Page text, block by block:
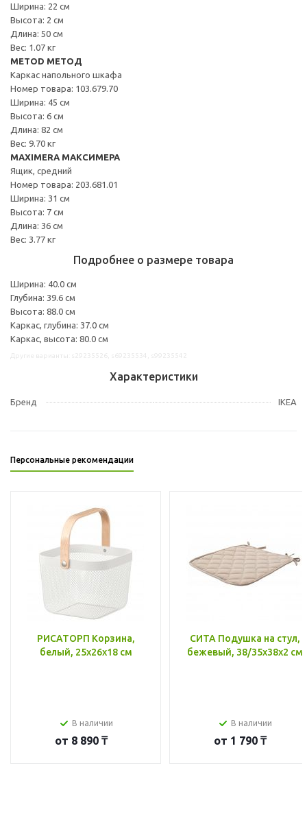
Ширина: 22 см
Высота: 2 см
Длина: 50 см
Вес: 1.07 кг
METOD МЕТОД
Каркас напольного шкафа
Номер товара: 103.679.70
Ширина: 45 см
Высота: 6 см
Длина: 82 см
Вес: 9.70 кг
MAXIMERA МАКСИМЕРА
Ящик, средний
Номер товара: 203.681.01
Ширина: 31 см
Высота: 7 см
Длина: 36 см
Вес: 3.77 кг
Подробнее о размере товара
Ширина: 40.0 см
Глубина: 39.6 см
Высота: 88.0 см
Каркас, глубина: 37.0 см
Каркас, высота: 80.0 см
Характеристики
Бренд IKEA
Персональные рекомендации
РИСАТОРП Корзина,
белый, 25x26x18 см
В наличии
от 8 890 ₸
СИТА Подушка на стул,
бежевый, 38/35x38x2 см
В наличии
от 1 790 ₸